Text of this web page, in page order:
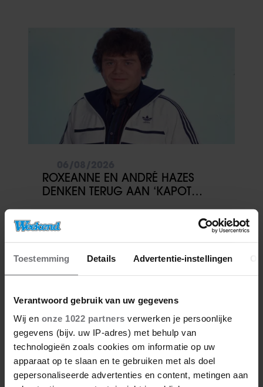
Toestemming Details Advertentie-instellingen
Verantwoord gebruik van uw gegevens
Wij en onze 1022 partners verwerken je persoonlijke
gegevens (bijv. uw IP-adres) met behulp van
technologieën zoals cookies om informatie op uw
apparaat op te slaan en te gebruiken met als doel
gepersonaliseerde advertenties en content, metingen aan
ROXEANNE EN ANDRÉ HAZES
DENKEN TERUG AAN ‘KAPOT
NIET GOED BIJ JE PAASEI’